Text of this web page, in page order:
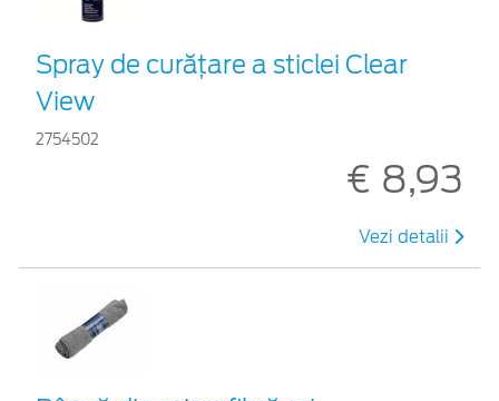
Spray de curățare a sticlei Clear
View
2754502
€ 8,93
Vezi detalii